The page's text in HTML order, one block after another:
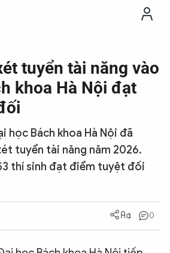
DÂN
tuyển tài năng vào
khoa Hà Nội đạt
học Bách khoa Hà Nội đã
tuyển tài năng năm 2026.
thí sinh đạt điểm tuyệt đối
0